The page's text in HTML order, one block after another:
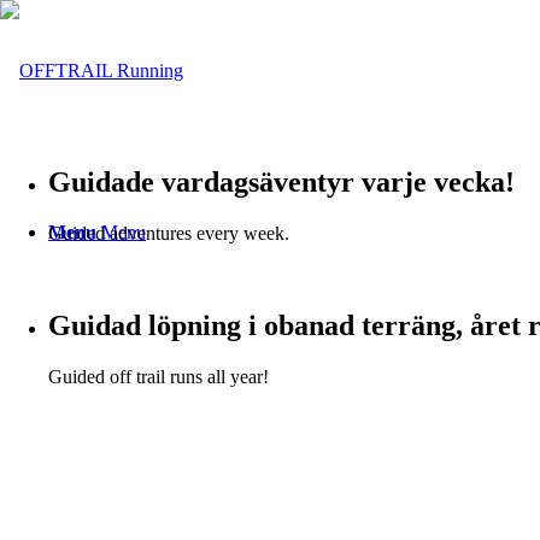
Menu Menu
Guidade vardagsäventyr varje vecka!
Guided adventures every week.
Guidad löpning i obanad terräng, året
Guided off trail runs all year!